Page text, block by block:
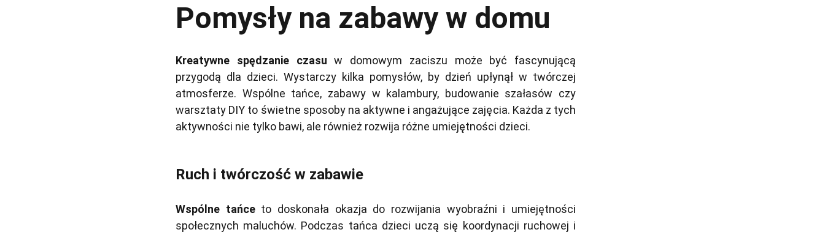
Pomysły na zabawy w domu
Kreatywne spędzanie czasu w domowym zaciszu może być fascynującą
przygodą dla dzieci. Wystarczy kilka pomysłów, by dzień upłynął w twórczej
atmosferze. Wspólne tańce, zabawy w kalambury, budowanie szałasów czy
warsztaty DIY to świetne sposoby na aktywne i angażujące zajęcia. Każda z tych
aktywności nie tylko bawi, ale również rozwija różne umiejętności dzieci.
Ruch i twórczość w zabawie
Wspólne tańceto doskonała okazja do rozwijania wyobraźni i umiejętności
społecznych maluchów. Podczas tańca dzieci uczą się koordynacji ruchowej i